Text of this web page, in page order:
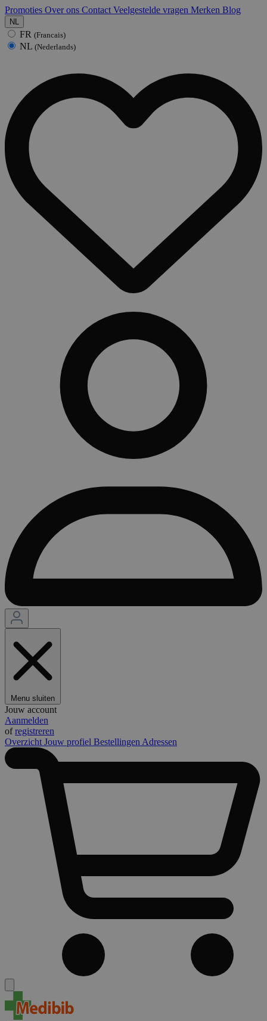
Promoties Over ons Contact Veelgestelde vragen Merken Blog
NL
FR (Francais)
NL (Nederlands)
Menu sluiten
Jouw account
Aanmelden
ofregistreren
Overzicht Jouw profiel Bestellingen Adressen